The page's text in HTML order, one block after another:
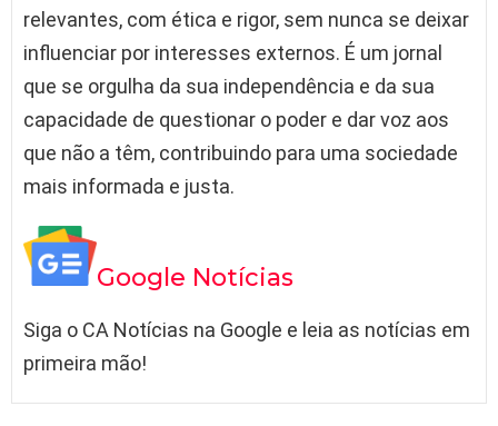
relevantes, com ética e rigor, sem nunca se deixar
influenciar por interesses externos. É um jornal
que se orgulha da sua independência e da sua
capacidade de questionar o poder e dar voz aos
que não a têm, contribuindo para uma sociedade
mais informada e justa.
Google Notícias
Siga o CA Notícias na Google e leia as notícias em
primeira mão!